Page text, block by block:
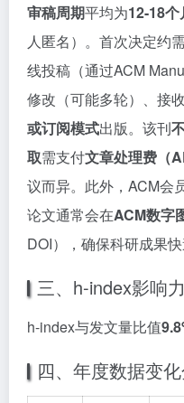
审稿周期平均为12-18个
人匿名）。首次决定约需
线投稿（通过ACM
修改（可能多轮）、接
或订阅模式出版。该刊
取需支付文章处理费（
议而异。此外，ACM会
论文通常会在ACM数字
DOI），确保科研成果快
三、h-index影响
h-index与发文量比值
四、年度数据变